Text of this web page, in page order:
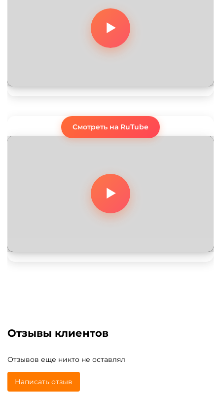
Смотреть на RuTube
Отзывы клиентов
Отзывов еще никто не оставлял
Написать отзыв